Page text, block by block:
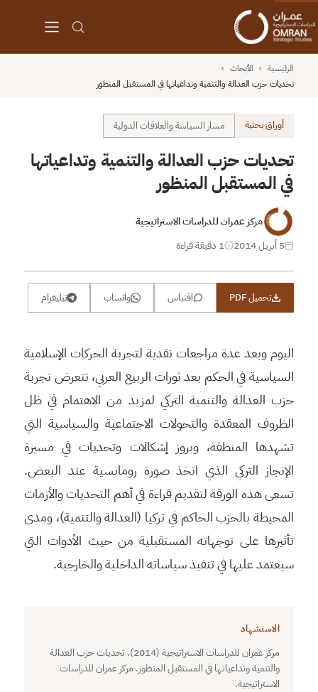
الرئيسية › الأبحاث ›
تحديات حزب العدالة والتنمية وتداعياتها في المستقبل المنظور
أوراق بحثية مسار السياسة والعلاقات الدولية
تحديات حزب العدالة والتنمية وتداعياتها
في المستقبل المنظور
مركز عمران للدراسات الاستراتيجية
5 أبريل 2014
1 دقيقة قراءة
تحميل PDF اقتباس واتساب تيليغرام
اليوم وبعد عدة مراجعات نقدية لتجربة الحركات الإسلامية
السياسية في الحكم بعد ثورات الربيع العربي، تتعرض تجربة
حزب العدالة والتنمية التركي لمزيد من الاهتمام في ظل
الظروف المعقدة والتحولات الاجتماعية والسياسية التي
تشهدها المنطقة، وبروز إشكالات وتحديات في مسيرة
الإنجاز التركي الذي اتخذ صورة رومانسية عند البعض.
تسعى هذه الورقة لتقديم قراءة في أهم التحديات والأزمات
المحيطة بالحزب الحاكم في تركيا (العدالة والتنمية)، ومدى
تأثيرها على توجهاته المستقبلية من حيث الأدوات التي
سيعتمد عليها في تنفيذ سياساته الداخلية والخارجية.
الاستشهاد
مركز عمران للدراسات الاستراتيجية (2014). تحديات حزب العدالة
والتنمية وتداعياتها في المستقبل المنظور. مركز عمران للدراسات
الاستراتيجية.